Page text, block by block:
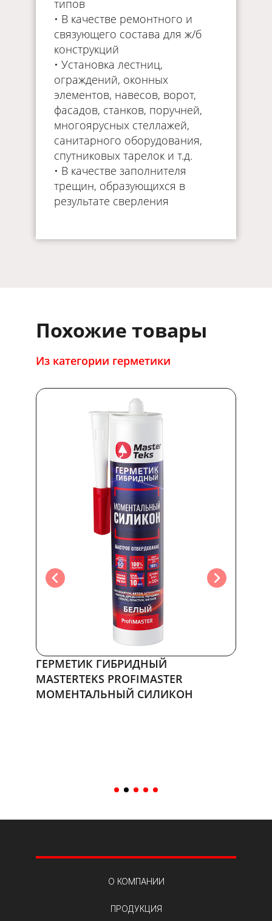
типов
• В качестве ремонтного и
связующего состава для ж/б
конструкций
• Установка лестниц,
ограждений, оконных
элементов, навесов, ворот,
фасадов, станков, поручней,
многоярусных стеллажей,
санитарного оборудования,
спутниковых тарелок и т.д.
• В качестве заполнителя
трещин, образующихся в
результате сверления
Похожие товары
Из категории герметики
ГЕРМЕТИК ГИБРИДНЫЙ
MASTERTEKS PROFIMASTER
МОМЕНТАЛЬНЫЙ СИЛИКОН
О КОМПАНИИ
ПРОДУКЦИЯ